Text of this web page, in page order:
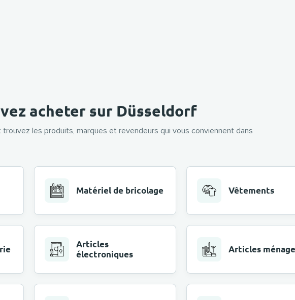
acheter sur Düsseldorf
les produits, marques et revendeurs qui vous conviennent dans
Matériel de bricolage Vêtements
Articles
électroniques
Articles